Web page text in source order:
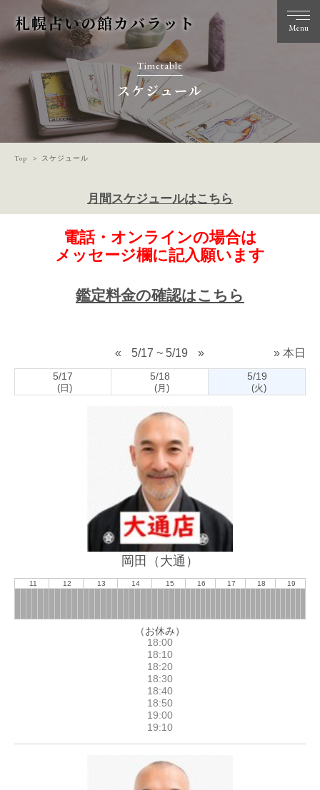
札幌占いの館カバラット Menu
Timetable
スケジュール
Top スケジュール
月間スケジュールはこちら
電話・オンラインの場合は
メッセージ欄に記入願います
鑑定料金の確認はこちら
« 5/17 ~ 5/19 » » 本日
5/17
(日)
5/18
(月)
5/19
(火)
岡田（大通）
11 12 13 14 15 16 17 18 19
（お休み）